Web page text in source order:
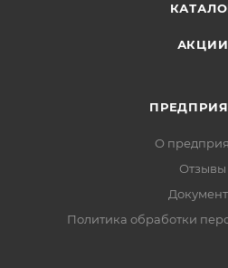
АКЦИИ
О
Отзывы
Политика обработки